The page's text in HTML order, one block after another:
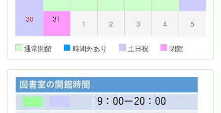
30 31 1 2 3 4 5
通常開館 時間外あり 土日祝 閉館